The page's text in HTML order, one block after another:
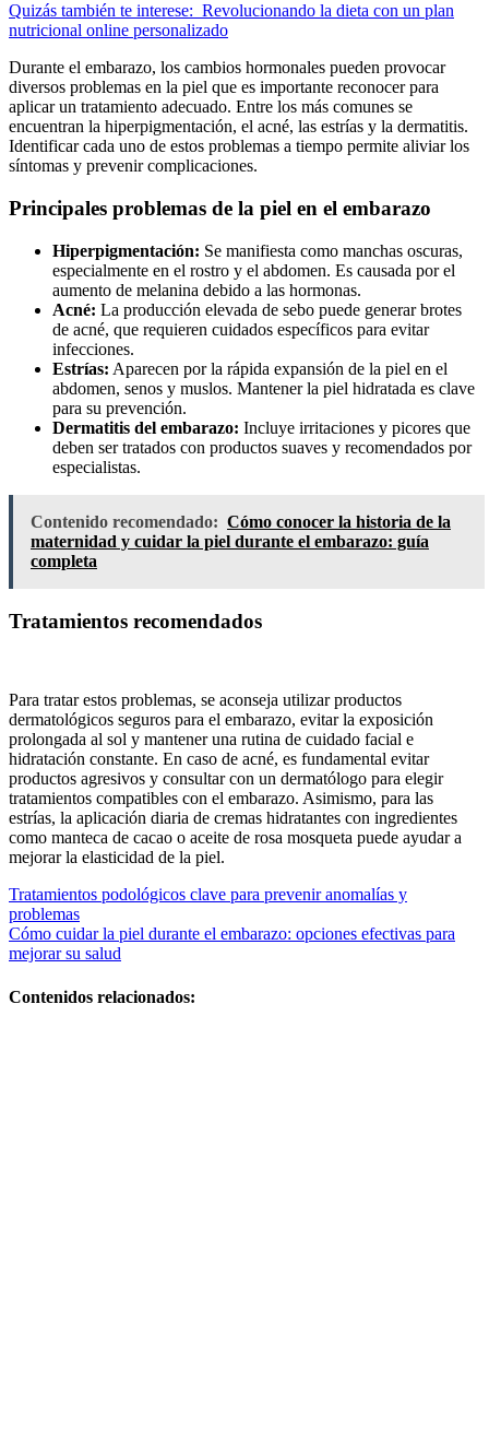
Quizás también te interese: Revolucionando la dieta con un plan
nutricional online personalizado
Durante el embarazo, los cambios hormonales pueden provocar
diversos problemas en la piel que es importante reconocer para
aplicar un tratamiento adecuado. Entre los más comunes se
encuentran la hiperpigmentación, el acné, las estrías y la dermatitis.
Identificar cada uno de estos problemas a tiempo permite aliviar los
síntomas y prevenir complicaciones.
Principales problemas de la piel en el embarazo
Hiperpigmentación: Se manifiesta como manchas oscuras,
especialmente en el rostro y el abdomen. Es causada por el
aumento de melanina debido a las hormonas.
Acné: La producción elevada de sebo puede generar brotes
de acné, que requieren cuidados específicos para evitar
infecciones.
Estrías: Aparecen por la rápida expansión de la piel en el
abdomen, senos y muslos. Mantener la piel hidratada es clave
para su prevención.
Dermatitis del embarazo: Incluye irritaciones y picores que
deben ser tratados con productos suaves y recomendados por
especialistas.
Contenido recomendado: Cómo conocer la historia de la
maternidad y cuidar la piel durante el embarazo: guía
completa
Tratamientos recomendados
Para tratar estos problemas, se aconseja utilizar productos
dermatológicos seguros para el embarazo, evitar la exposición
prolongada al sol y mantener una rutina de cuidado facial e
hidratación constante. En caso de acné, es fundamental evitar
productos agresivos y consultar con un dermatólogo para elegir
tratamientos compatibles con el embarazo. Asimismo, para las
estrías, la aplicación diaria de cremas hidratantes con ingredientes
como manteca de cacao o aceite de rosa mosqueta puede ayudar a
mejorar la elasticidad de la piel.
Navegación
de
entradas
Tratamientos podológicos clave para prevenir anomalías y
problemas
Cómo cuidar la piel durante el embarazo: opciones efectivas para
mejorar su salud
Contenidos relacionados: